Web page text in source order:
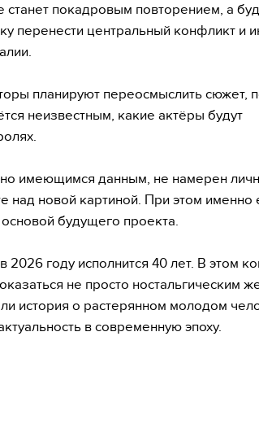
станет покадровым повторением, а
перенести центральный конфликт и
планируют переосмыслить сюжет,
неизвестным, какие актёры будут
имеющимся данным, не намерен
над новой картиной. При этом именно
будущего проекта.
2026 году исполнится 40 лет. В этом
не просто ностальгическим
история о растерянном молодом
в современную эпоху.